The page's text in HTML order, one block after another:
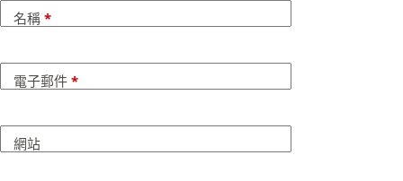
名稱 *
電子郵件 *
網站